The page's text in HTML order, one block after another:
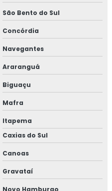
São Bento do Sul
Concórdia
Navegantes
Araranguá
Biguaçu
Mafra
Itapema
Caxias do Sul
Canoas
Gravataí
Novo Hamburgo